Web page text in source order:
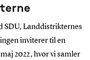
SDU, Landdistrikternes
inviterer til en
2022, hvor vi samler